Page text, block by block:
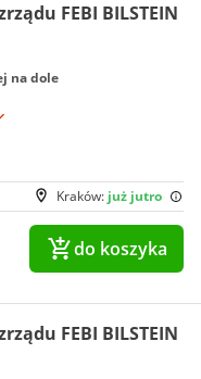
FEBI BILSTEIN
na dole
Kraków: już jutro
do koszyka
FEBI BILSTEIN